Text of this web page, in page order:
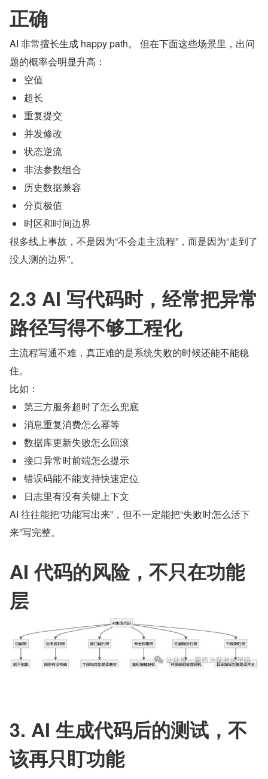
正确
AI 非常擅长生成 happy path。 但在下面这些场景里，出问
题的概率会明显升高：
空值
超长
重复提交
并发修改
状态逆流
非法参数组合
历史数据兼容
分页极值
时区和时间边界
很多线上事故，不是因为“不会走主流程”，而是因为“走到了
没人测的边界”。
2.3 AI 写代码时，经常把异常
路径写得不够工程化
主流程写通不难，真正难的是系统失败的时候还能不能稳
住。
比如：
第三方服务超时了怎么兜底
消息重复消费怎么幂等
数据库更新失败怎么回滚
接口异常时前端怎么提示
错误码能不能支持快速定位
日志里有没有关键上下文
AI 往往能把“功能写出来”，但不一定能把“失败时怎么活下
来”写完整。
AI 代码的风险，不只在功能
层
3. AI 生成代码后的测试，不
该再只盯功能